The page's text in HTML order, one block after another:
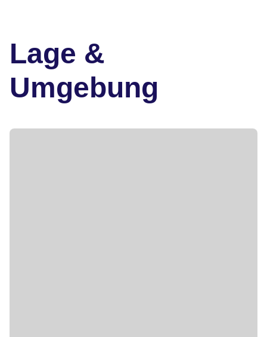
Lage &
Umgebung